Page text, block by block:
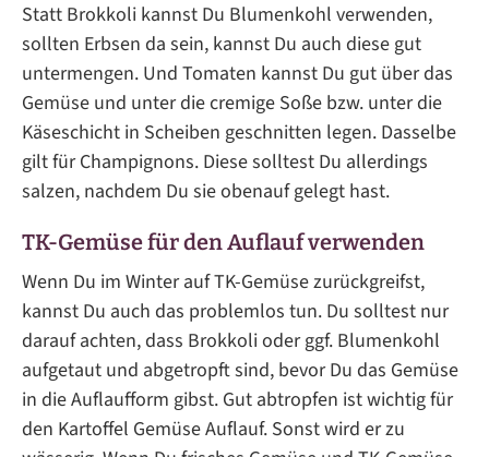
Statt Brokkoli kannst Du Blumenkohl verwenden,
sollten Erbsen da sein, kannst Du auch diese gut
untermengen. Und Tomaten kannst Du gut über das
Gemüse und unter die cremige Soße bzw. unter die
Käseschicht in Scheiben geschnitten legen. Dasselbe
gilt für Champignons. Diese solltest Du allerdings
salzen, nachdem Du sie obenauf gelegt hast.
TK-Gemüse für den Auflauf verwenden
Wenn Du im Winter auf TK-Gemüse zurückgreifst,
kannst Du auch das problemlos tun. Du solltest nur
darauf achten, dass Brokkoli oder ggf. Blumenkohl
aufgetaut und abgetropft sind, bevor Du das Gemüse
in die Auflaufform gibst. Gut abtropfen ist wichtig für
den Kartoffel Gemüse Auflauf. Sonst wird er zu